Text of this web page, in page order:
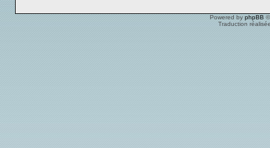
Powered byphpBB©
Traduction